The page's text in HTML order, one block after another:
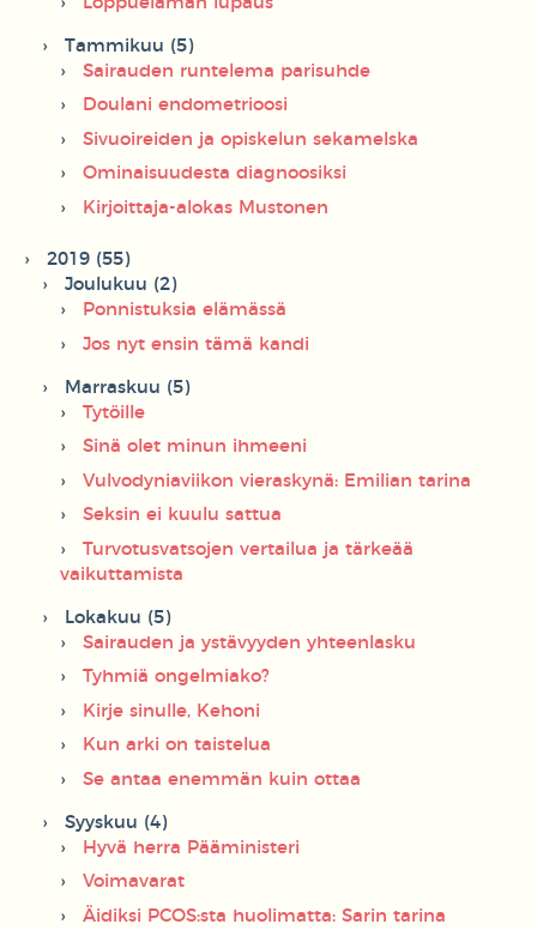
Tammikuu (5)
Sairauden runtelema parisuhde
Doulani endometrioosi
Sivuoireiden ja opiskelun sekamelska
Ominaisuudesta diagnoosiksi
Kirjoittaja-alokas Mustonen
2019 (55)
Joulukuu (2)
Ponnistuksia elämässä
Jos nyt ensin tämä kandi
Marraskuu (5)
Tytöille
Sinä olet minun ihmeeni
Vulvodyniaviikon vieraskynä: Emilian tarina
Seksin ei kuulu sattua
Turvotusvatsojen vertailua ja tärkeää
vaikuttamista
Lokakuu (5)
Sairauden ja ystävyyden yhteenlasku
Tyhmiä ongelmiako?
Kirje sinulle, Kehoni
Kun arki on taistelua
Se antaa enemmän kuin ottaa
Syyskuu (4)
Hyvä herra Pääministeri
Voimavarat
Äidiksi PCOS:sta huolimatta: Sarin tarina